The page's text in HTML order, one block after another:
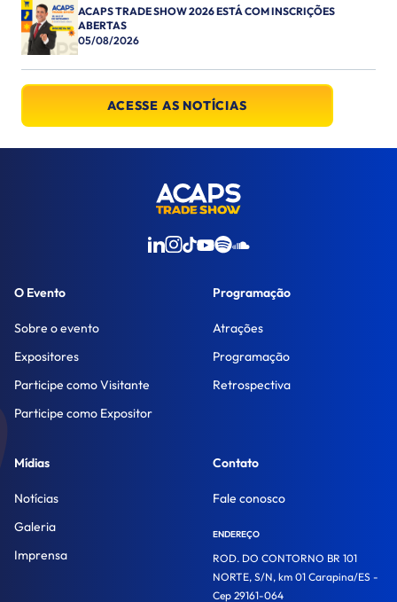
ACAPS TRADE SHOW 2026 ESTÁ COM INSCRIÇÕES
ABERTAS
05/08/2026
ACESSE AS NOTÍCIAS
O Evento
Sobre o evento
Expositores
Participe como Visitante
Participe como Expositor
Programação
Atrações
Programação
Retrospectiva
Mídias
Notícias
Galeria
Imprensa
Contato
Fale conosco
ENDEREÇO
ROD. DO CONTORNO BR 101
NORTE, S/N, km 01 Carapina/ES -
Cep 29161-064